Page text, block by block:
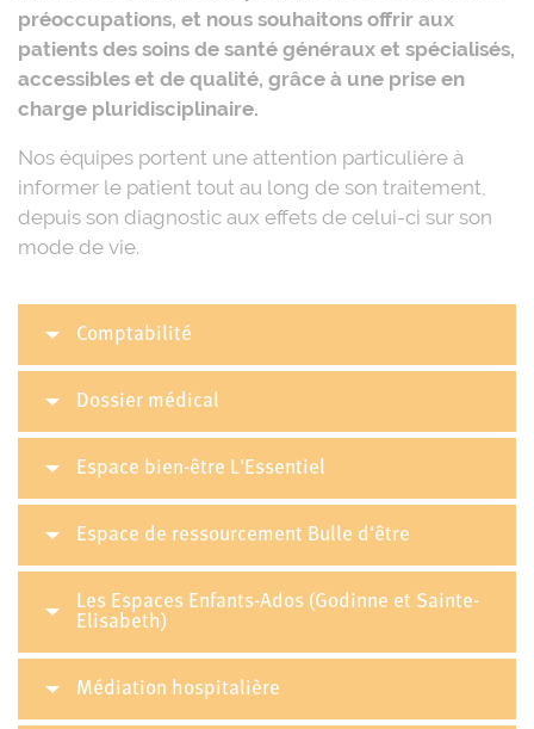
préoccupations, et nous souhaitons offrir aux
patients des soins de santé généraux et spécialisés,
accessibles et de qualité, grâce à une prise en
charge pluridisciplinaire.
Nos équipes portent une attention particulière à
informer le patient tout au long de son traitement,
depuis son diagnostic aux effets de celui-ci sur son
mode de vie.
Comptabilité
Dossier médical
Espace bien-être L'Essentiel
Espace de ressourcement Bulle d'être
Les Espaces Enfants-Ados (Godinne et Sainte-
Elisabeth)
Médiation hospitalière